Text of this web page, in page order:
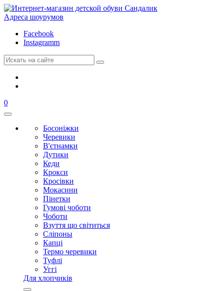
Адреса шоурумов
Facebook
Instagramm
0
Босоніжки
Черевики
В'єтнамки
Дутики
Кеди
Крокси
Кросівки
Мокасини
Пінетки
Гумові чоботи
Чоботи
Взуття що світиться
Сліпоны
Капці
Термо черевики
Туфлі
Уггі
Для хлопчиків